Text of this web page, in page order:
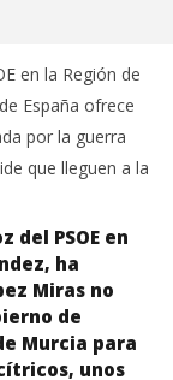
en la Región de
España ofrece
por la guerra
que lleguen a la
PSOE en
ha
Miras no
de
Murcia para
unos